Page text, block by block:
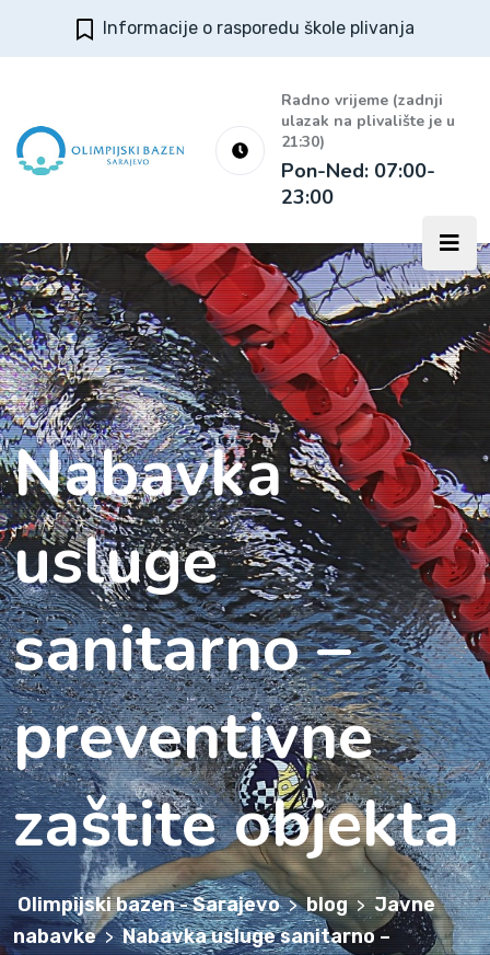
Informacije o rasporedu škole plivanja
Radno vrijeme (zadnji
ulazak na plivalište je u
21:30)
Pon-Ned: 07:00-
23:00
Nabavka
usluge
sanitarno –
preventivne
zaštite objekta
Olimpijski bazen - Sarajevo > blog > Javne
nabavke > Nabavka usluge sanitarno –